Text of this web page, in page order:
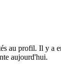
au profil. Il y a
aujourd'hui.